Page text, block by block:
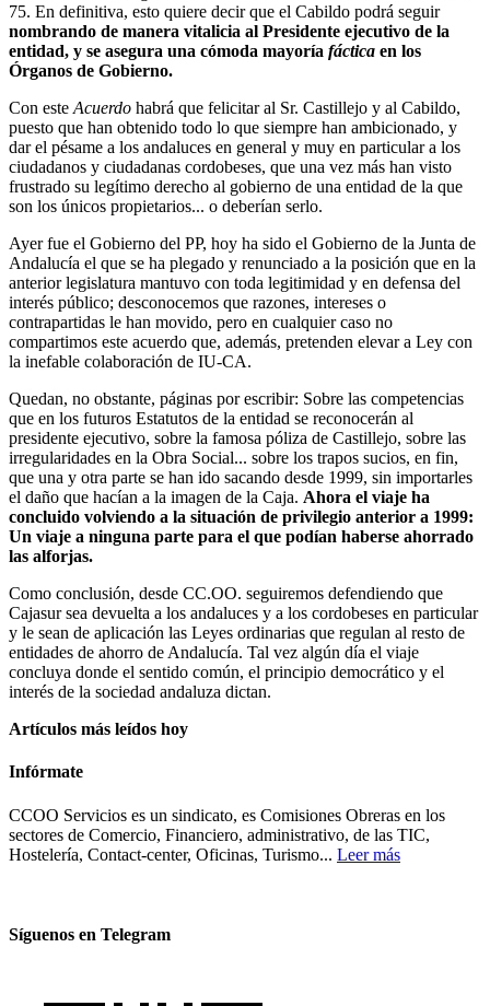
75. En definitiva, esto quiere decir que el Cabildo podrá seguir
nombrando de manera vitalicia al Presidente ejecutivo de la
entidad, y se asegura una cómoda mayoría fáctica en los
Órganos de Gobierno.
Con este Acuerdo habrá que felicitar al Sr. Castillejo y al Cabildo,
puesto que han obtenido todo lo que siempre han ambicionado, y
dar el pésame a los andaluces en general y muy en particular a los
ciudadanos y ciudadanas cordobeses, que una vez más han visto
frustrado su legítimo derecho al gobierno de una entidad de la que
son los únicos propietarios... o deberían serlo.
Ayer fue el Gobierno del PP, hoy ha sido el Gobierno de la Junta de
Andalucía el que se ha plegado y renunciado a la posición que en la
anterior legislatura mantuvo con toda legitimidad y en defensa del
interés público; desconocemos que razones, intereses o
contrapartidas le han movido, pero en cualquier caso no
compartimos este acuerdo que, además, pretenden elevar a Ley con
la inefable colaboración de IU-CA.
Quedan, no obstante, páginas por escribir: Sobre las competencias
que en los futuros Estatutos de la entidad se reconocerán al
presidente ejecutivo, sobre la famosa póliza de Castillejo, sobre las
irregularidades en la Obra Social... sobre los trapos sucios, en fin,
que una y otra parte se han ido sacando desde 1999, sin importarles
el daño que hacían a la imagen de la Caja. Ahora el viaje ha
concluido volviendo a la situación de privilegio anterior a 1999:
Un viaje a ninguna parte para el que podían haberse ahorrado
las alforjas.
Como conclusión, desde CC.OO. seguiremos defendiendo que
Cajasur sea devuelta a los andaluces y a los cordobeses en particular
y le sean de aplicación las Leyes ordinarias que regulan al resto de
entidades de ahorro de Andalucía. Tal vez algún día el viaje
concluya donde el sentido común, el principio democrático y el
interés de la sociedad andaluza dictan.
Artículos más leídos hoy
Infórmate
CCOO Servicios es un sindicato, es Comisiones Obreras en los
sectores de Comercio, Financiero, administrativo, de las TIC,
Hostelería, Contact-center, Oficinas, Turismo... Leer más
Síguenos en Telegram